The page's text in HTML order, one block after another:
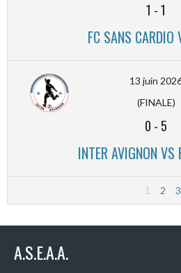
1 -1
FC SANS CARDIO
13 juin
(FINALE)
0 - 5
INTER AVIGNON VS
1 2 3
A.S.E.A.A.